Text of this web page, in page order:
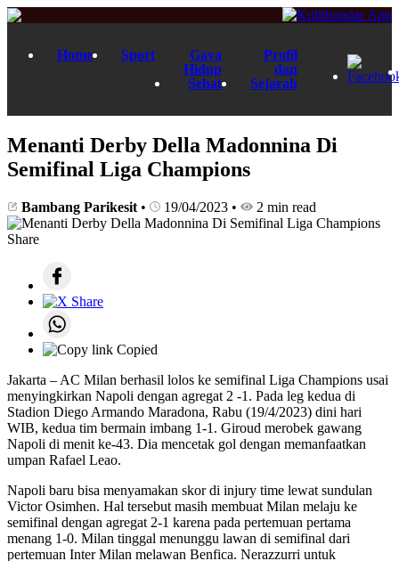
Home Sport
Gaya
Hidup
Sehat
Profil
dan
Sejarah
Menanti Derby Della Madonnina Di
Semifinal Liga Champions
Bambang Parikesit • 19/04/2023 • 2 min read
Share
Copied
Jakarta – AC Milan berhasil lolos ke semifinal Liga Champions usai
menyingkirkan Napoli dengan agregat 2 -1. Pada leg kedua di
Stadion Diego Armando Maradona, Rabu (19/4/2023) dini hari
WIB, kedua tim bermain imbang 1-1. Giroud merobek gawang
Napoli di menit ke-43. Dia mencetak gol dengan memanfaatkan
umpan Rafael Leao.
Napoli baru bisa menyamakan skor di injury time lewat sundulan
Victor Osimhen. Hal tersebut masih membuat Milan melaju ke
semifinal dengan agregat 2-1 karena pada pertemuan pertama
menang 1-0. Milan tinggal menunggu lawan di semifinal dari
pertemuan Inter Milan melawan Benfica. Nerazzurri untuk